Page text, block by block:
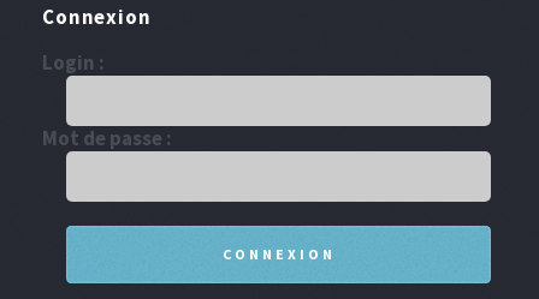
Connexion
Login :
Mot de passe :